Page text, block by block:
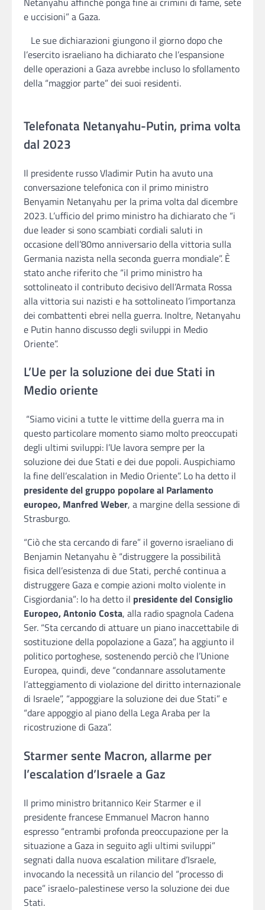
e uccisioni” a Gaza.
Le sue dichiarazioni giungono il giorno dopo che
l’esercito israeliano ha dichiarato che l’espansione
delle operazioni a Gaza avrebbe incluso lo sfollamento
della “maggior parte” dei suoi residenti.
Telefonata Netanyahu-Putin, prima volta
dal 2023
Il presidente russo Vladimir Putin ha avuto una
conversazione telefonica con il primo ministro
Benyamin Netanyahu per la prima volta dal dicembre
2023. L’ufficio del primo ministro ha dichiarato che “i
due leader si sono scambiati cordiali saluti in
occasione dell’80mo anniversario della vittoria sulla
Germania nazista nella seconda guerra mondiale”. È
stato anche riferito che “il primo ministro ha
sottolineato il contributo decisivo dell’Armata Rossa
alla vittoria sui nazisti e ha sottolineato l’importanza
dei combattenti ebrei nella guerra. Inoltre, Netanyahu
e Putin hanno discusso degli sviluppi in Medio
Oriente”.
L’Ue per la soluzione dei due Stati in
Medio oriente
“Siamo vicini a tutte le vittime della guerra ma in
questo particolare momento siamo molto preoccupati
degli ultimi sviluppi: l’Ue lavora sempre per la
soluzione dei due Stati e dei due popoli. Auspichiamo
la fine dell’escalation in Medio Oriente”. Lo ha detto il
presidente del gruppo popolare al Parlamento
europeo, Manfred Weber, a margine della sessione di
Strasburgo.
“Ciò che sta cercando di fare” il governo israeliano di
Benjamin Netanyahu è “distruggere la possibilità
fisica dell’esistenza di due Stati, perché continua a
distruggere Gaza e compie azioni molto violente in
Cisgiordania”: lo ha detto il presidente del Consiglio
Europeo, Antonio Costa, alla radio spagnola Cadena
Ser. “Sta cercando di attuare un piano inaccettabile di
sostituzione della popolazione a Gaza”, ha aggiunto il
politico portoghese, sostenendo perciò che l’Unione
Europea, quindi, deve “condannare assolutamente
l’atteggiamento di violazione del diritto internazionale
di Israele”, “appoggiare la soluzione dei due Stati” e
“dare appoggio al piano della Lega Araba per la
ricostruzione di Gaza”.
Starmer sente Macron, allarme per
l’escalation d’Israele a Gaz
Il primo ministro britannico Keir Starmer e il
presidente francese Emmanuel Macron hanno
espresso “entrambi profonda preoccupazione per la
situazione a Gaza in seguito agli ultimi sviluppi”
segnati dalla nuova escalation militare d’Israele,
invocando la necessità un rilancio del “processo di
pace” israelo-palestinese verso la soluzione dei due
Stati.